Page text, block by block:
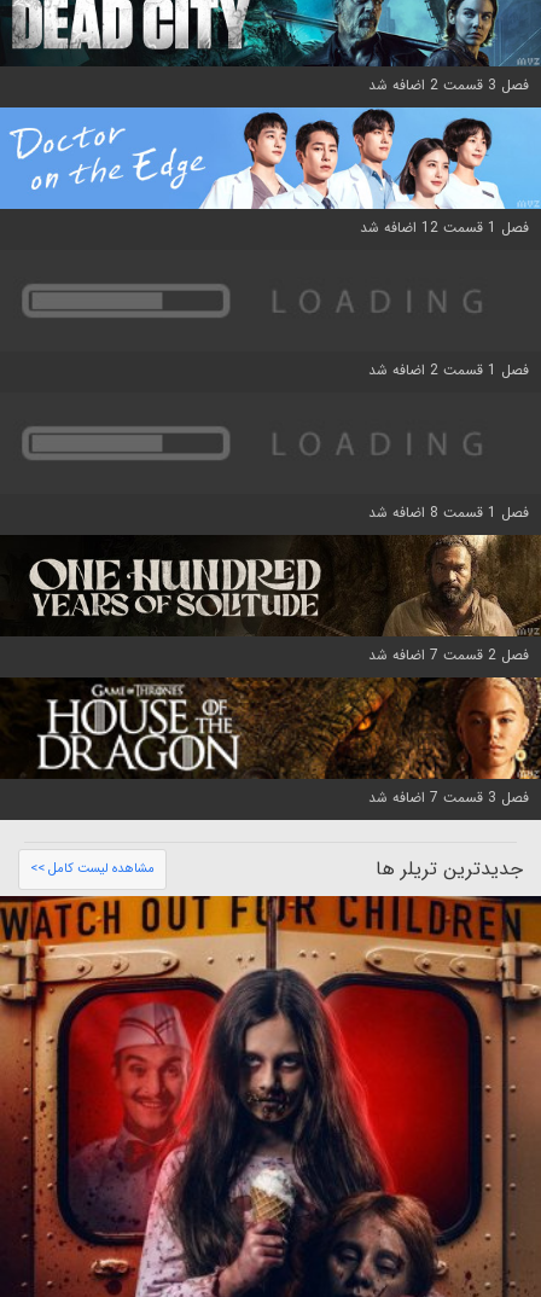
فصل 3 قسمت 2 اضافه شد
فصل 1 قسمت 12 اضافه شد
فصل 1 قسمت 2 اضافه شد
فصل 1 قسمت 8 اضافه شد
فصل 2 قسمت 7 اضافه شد
فصل 3 قسمت 7 اضافه شد
جدیدترین تریلر ها مشاهده لیست کامل >>